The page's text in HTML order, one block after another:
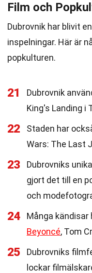
Film och
Dubrovnik har blivit
inspelningar. Här är
popkulturen.
21
Dubrovnik
King's Landing i
22
Staden har
Wars: The Last
23
Dubrovniks
gjort det till en
och
24
Många kändisar
Beyoncé, Tom
25
Dubrovniks
lockar